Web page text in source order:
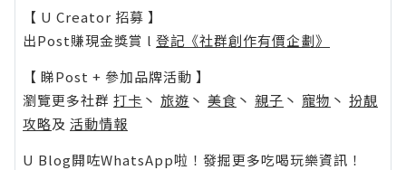
【 U Creator 招募 】
出Post賺現金獎賞 l 登記《社群創作有價企劃》
【 睇Post + 參加品牌活動 】
瀏覽更多社群 打卡 丶 旅遊 丶 美食 丶 親子 丶 寵物 丶 扮靚
攻略及 活動情報
U Blog開咗WhatsApp啦！發掘更多吃喝玩樂資訊！